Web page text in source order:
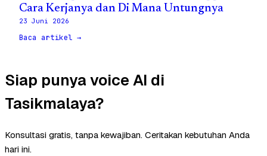
Cara Kerjanya dan Di Mana Untungnya
23 Juni 2026
Baca artikel →
Siap punya voice AI di
Tasikmalaya?
Konsultasi gratis, tanpa kewajiban. Ceritakan kebutuhan Anda
hari ini.